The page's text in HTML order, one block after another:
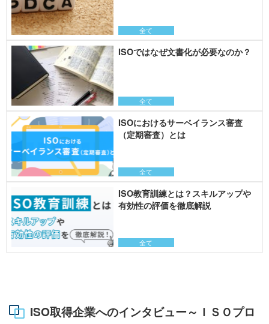
全て
全て
ISOではなぜ文書化が必要なのか？
全て
ISOにおけるサーベイランス審査
（定期審査）とは
全て
ISO教育訓練とは？スキルアップや
有効性の評価を徹底解説
ISO取得企業へのインタビュー～ＩＳＯプロ